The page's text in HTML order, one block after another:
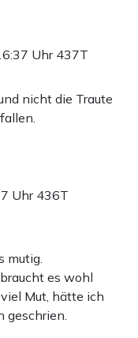
Uhr 437T
nicht die Traute
Uhr 436T
mutig.
es wohl
Mut, hätte ich
geschrien.